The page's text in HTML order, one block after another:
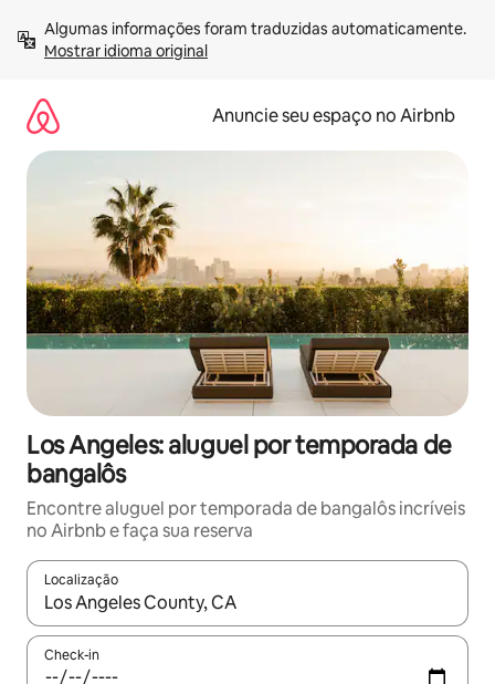
para
Mostrar idioma original
Anuncie seu espaço no Airbnb
Los Angeles: aluguel por temporada de
bangalôs
Encontre aluguel por temporada de bangalôs incríveis
no Airbnb e faça sua reserva
Localização
Quando os resultados estiverem disponíveis, explore-os
Check-in